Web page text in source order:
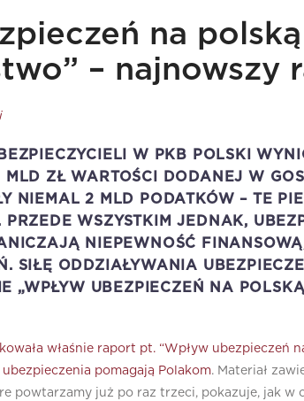
na
– najnowszy
W PKB POLSKI
ZŁ WARTOŚCI DODANEJ W
NIEMAL 2 MLD PODATKÓW – TE
PRZEDE WSZYSTKIM JEDNAK,
NIEPEWNOŚĆ
SIŁĘ ODDZIAŁYWANIA
„WPŁYW UBEZPIECZEŃ NA
właśnie raport pt. “Wpływ ubezpieczeń
pomagają Polakom. Materiał
powtarzamy już po raz trzeci, pokazuje, jak w